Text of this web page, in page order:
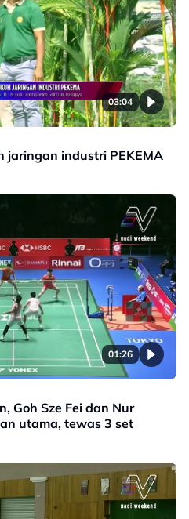
03:04
jaringan industri PEKEMA
01:26
Goh Sze Fei dan Nur
utama, tewas 3 set